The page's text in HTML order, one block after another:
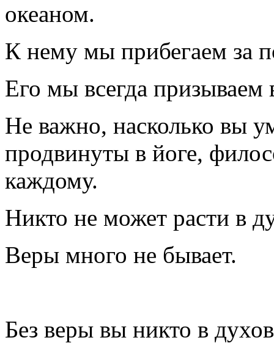
океаном.
К нему мы прибегаем за
Его мы всегда призываем
Не важно, насколько вы
продвинуты в йоге,
каждому.
Никто не может расти в
Веры много не бывает.
Без веры вы никто в